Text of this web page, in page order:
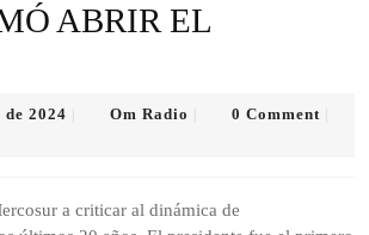
ABRIR EL
2024
2024
Om Radio 0 Comment
a criticar al dinámica de